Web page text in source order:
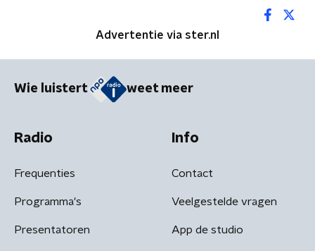
Advertentie via ster.nl
Wie luistert weet meer
Radio
Frequenties
Programma's
Presentatoren
Info
Contact
Veelgestelde vragen
App de studio